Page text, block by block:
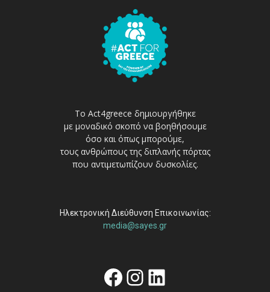
Το Act4greece δημιουργήθηκε
με μοναδικό σκοπό να βοηθήσουμε
όσο και όπως μπορούμε,
τους ανθρώπους της διπλανής πόρτας
που αντιμετωπίζουν δυσκολίες.
Ηλεκτρονική Διεύθυνση Επικοινωνίας:
media@sayes.gr
Facebook
Instagram
Linkedin